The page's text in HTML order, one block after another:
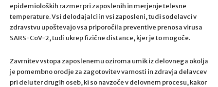
epidemioloških razmer pri zaposlenih in merjenje telesne
temperature. Vsi delodajalci in vsi zaposleni, tudi sodelavci v
zdravstvu upoštevajo vsa priporočila preventive prenosa virusa
SARS-CoV-2, tudi ukrep fizične distance, kjer je to mogoče.
Zavrnitev vstopa zaposlenemu oziroma umik iz delovnega okolja
je pomembno orodje za zagotovitev varnosti in zdravja delavcev
pri delu ter drugih oseb, ki so navzoče v delovnem procesu, kakor